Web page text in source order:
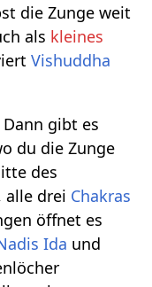
die Zunge weit
als kleines
Vishuddha
Dann gibt es
du die Zunge
des
alle drei Chakras
öffnet es
Ida und